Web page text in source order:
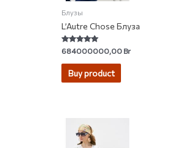
Блузы
L’Autre Chose Блуза
Rated
5.00
out of 5
684000000,00Br
Buy product